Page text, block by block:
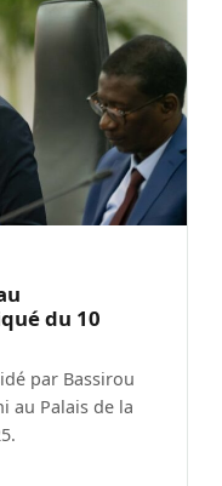
du 10
par Bassirou
au Palais de la